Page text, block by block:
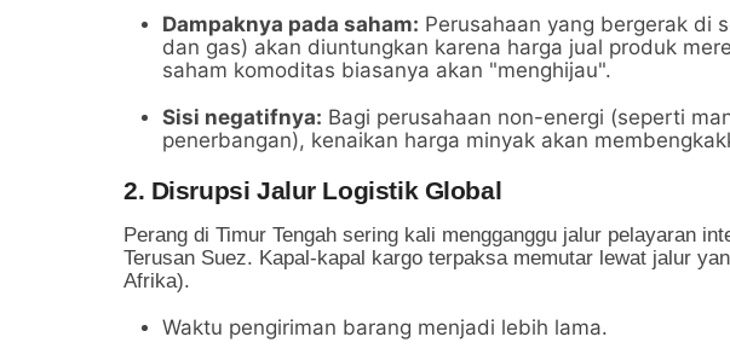
Dampaknya pada saham: Perusahaan yang bergerak di
dan gas) akan diuntungkan karena harga jual produk
saham komoditas biasanya akan "menghijau".
Sisi negatifnya: Bagi perusahaan non-energi (seperti
penerbangan), kenaikan harga minyak akan
2. Disrupsi Jalur Logistik Global
Perang di Timur Tengah sering kali mengganggu jalur pelayaran
Terusan Suez. Kapal-kapal kargo terpaksa memutar lewat jalur
Afrika).
Waktu pengiriman barang menjadi lebih lama.